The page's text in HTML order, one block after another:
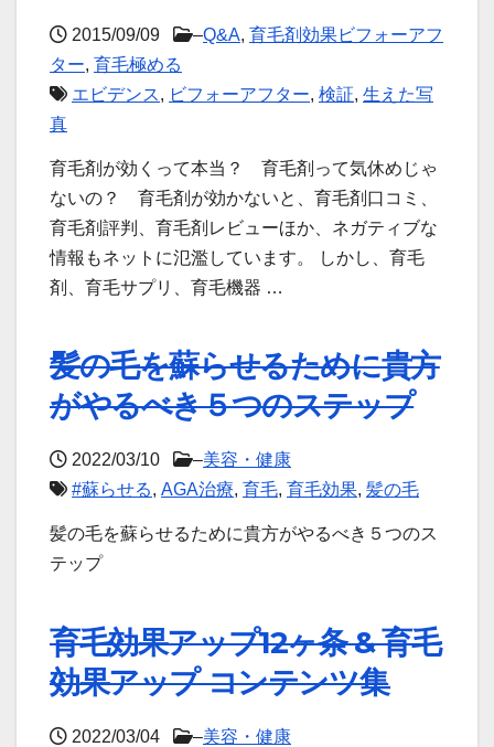
2015/09/09 –Q&A, 育毛剤効果ビフォーアフ
ター, 育毛極める
エビデンス, ビフォーアフター, 検証, 生えた写
真
育毛剤が効くって本当？ 育毛剤って気休めじゃ
ないの？ 育毛剤が効かないと、育毛剤口コミ、
育毛剤評判、育毛剤レビューほか、ネガティブな
情報もネットに氾濫しています。 しかし、育毛
剤、育毛サプリ、育毛機器 …
髪の毛を蘇らせるために貴方
がやるべき５つのステップ
2022/03/10 –美容・健康
#蘇らせる, AGA治療, 育毛, 育毛効果, 髪の毛
髪の毛を蘇らせるために貴方がやるべき５つのス
テップ
育毛効果アップ12ヶ条 & 育毛
効果アップ コンテンツ集
2022/03/04 –美容・健康